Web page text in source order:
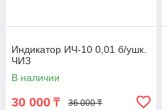
Индикатор ИЧ-10 0,01 б/ушк.
ЧИЗ
В наличии
30 000 ₸ 36 000 ₸